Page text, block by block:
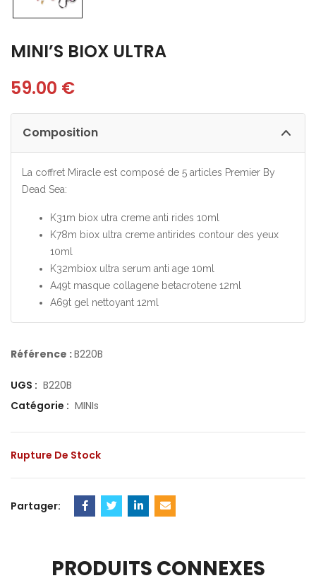
MINI’S BIOX ULTRA
59.00 €
Composition
La coffret Miracle est composé de 5 articles Premier By
Dead Sea:
K31m biox utra creme anti rides 10ml
K78m biox ultra creme antirides contour des yeux
10ml
K32mbiox ultra serum anti age 10ml
A49t masque collagene betacrotene 12ml
A69t gel nettoyant 12ml
Référence :B220B
UGS : B220B
Catégorie : MINIs
Rupture De Stock
Partager:
PRODUITS CONNEXES